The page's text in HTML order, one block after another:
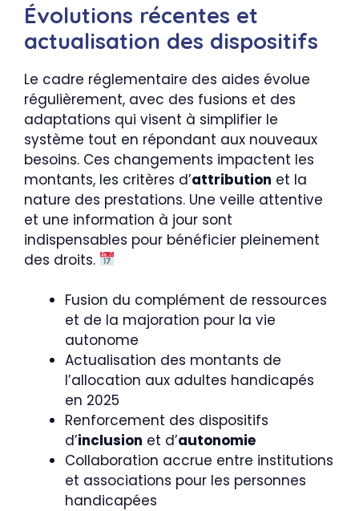
Évolutions récentes et
actualisation des dispositifs
Le cadre réglementaire des aides évolue
régulièrement, avec des fusions et des
adaptations qui visent à simplifier le
système tout en répondant aux nouveaux
besoins. Ces changements impactent les
montants, les critères d’attribution et la
nature des prestations. Une veille attentive
et une information à jour sont
indispensables pour bénéficier pleinement
des droits.
Fusion du complément de ressources
et de la majoration pour la vie
autonome
Actualisation des montants de
l’allocation aux adultes handicapés
en 2025
Renforcement des dispositifs
d’inclusion et d’autonomie
Collaboration accrue entre institutions
et associations pour les personnes
handicapées